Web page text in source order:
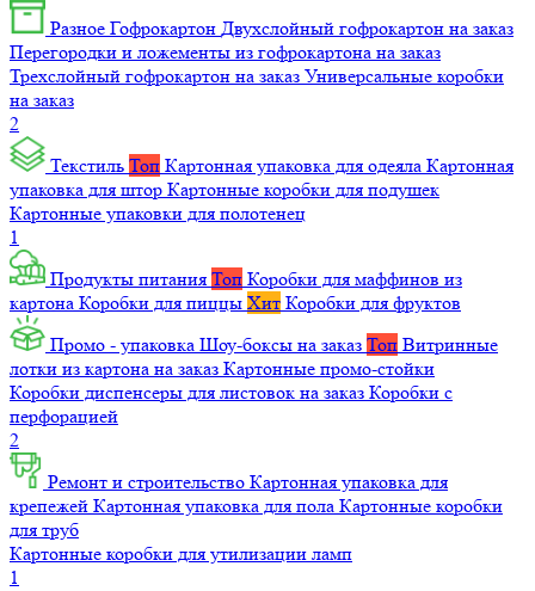
Разное Гофрокартон Двухслойный гофрокартон на заказ
Перегородки и ложементы из гофрокартона на заказ
Трехслойный гофрокартон на заказ Универсальные коробки
на заказ
2
Текстиль Топ Картонная упаковка для одеяла Картонная
упаковка для штор Картонные коробки для подушек
Картонные упаковки для полотенец
1
Продукты питания Топ Коробки для маффинов из
картона Коробки для пиццы Хит Коробки для фруктов
Промо - упаковка Шоу-боксы на заказ Топ Витринные
лотки из картона на заказ Картонные промо-стойки
Коробки диспенсеры для листовок на заказ Коробки с
перфорацией
2
Ремонт и строительство Картонная упаковка для
крепежей Картонная упаковка для пола Картонные коробки
для труб
Картонные коробки для утилизации ламп
1